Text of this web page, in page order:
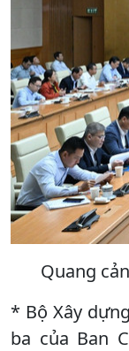
Quang
* Bộ Xây
ba của Ban